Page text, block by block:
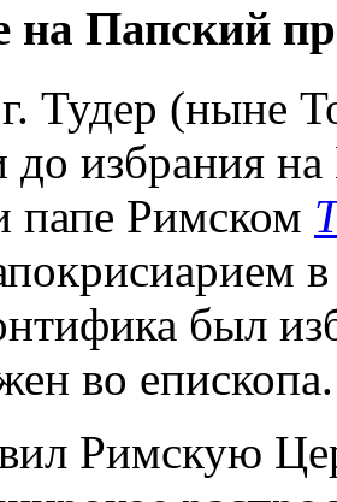
на Папский
Тудер (ныне
до избрания
папе Римском
был
во епископа.
Римскую